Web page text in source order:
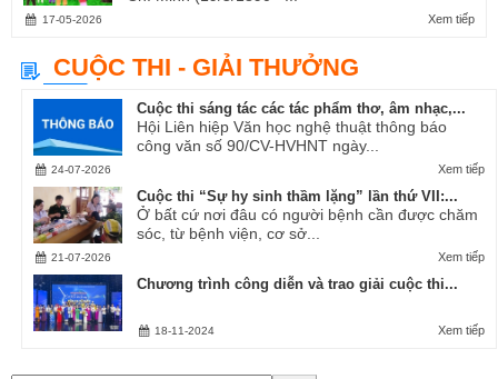
Xem tiếp
17-05-2026
CUỘC THI - GIẢI THƯỞNG
Cuộc thi sáng tác các tác phẩm thơ, âm nhạc,...
Hội Liên hiệp Văn học nghệ thuật thông báo
công văn số 90/CV-HVHNT ngày...
Xem tiếp
24-07-2026
Cuộc thi “Sự hy sinh thầm lặng” lần thứ VII:...
Ở bất cứ nơi đâu có người bệnh cần được chăm
sóc, từ bệnh viện, cơ sở...
Xem tiếp
21-07-2026
Chương trình công diễn và trao giải cuộc thi...
Xem tiếp
18-11-2024